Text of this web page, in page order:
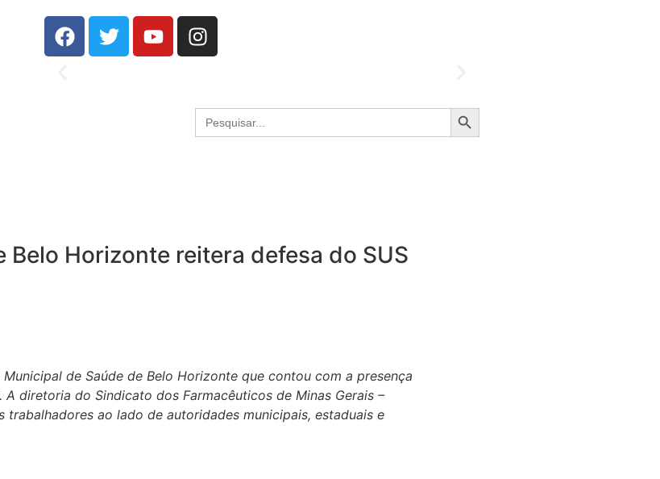
Search
for:
Search Button
Horizonte reitera defesa do SUS
de Saúde de Belo Horizonte que contou com a presença
diretoria do Sindicato dos Farmacêuticos de Minas Gerais –
ao lado de autoridades municipais, estaduais e